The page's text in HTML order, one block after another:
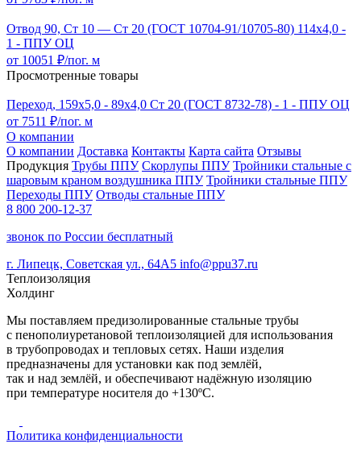
Отвод 90, Ст 10 — Ст 20 (ГОСТ 10704-91/10705-80) 114x4,0 -
1 - ППУ ОЦ
от 10051 ₽/пог. м
Просмотренные товары
Переход, 159х5,0 - 89x4,0 Ст 20 (ГОСТ 8732-78) - 1 - ППУ ОЦ
от 7511 ₽/пог. м
О компании
О компании Доставка Контакты Карта сайта Отзывы
Продукция Трубы ППУ Скорлупы ППУ Тройники стальные с
шаровым краном воздушника ППУ Тройники стальные ППУ
Переходы ППУ Отводы стальные ППУ
8 800 200-12-37
звонок по России бесплатный
г. Липецк, Советская ул., 64А5 info@ppu37.ru
Теплоизоляция
Холдинг
Мы поставляем предизолированные стальные трубы
с пенополиуретановой теплоизоляцией для использования
в трубопроводах и тепловых сетях. Наши изделия
предназначены для установки как под землёй,
так и над землёй, и обеспечивают надёжную изоляцию
при температуре носителя до +130ºC.
Политика конфиденциальности